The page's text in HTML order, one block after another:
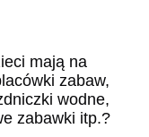
mają na
zabaw,
wodne,
zabawki itp.?